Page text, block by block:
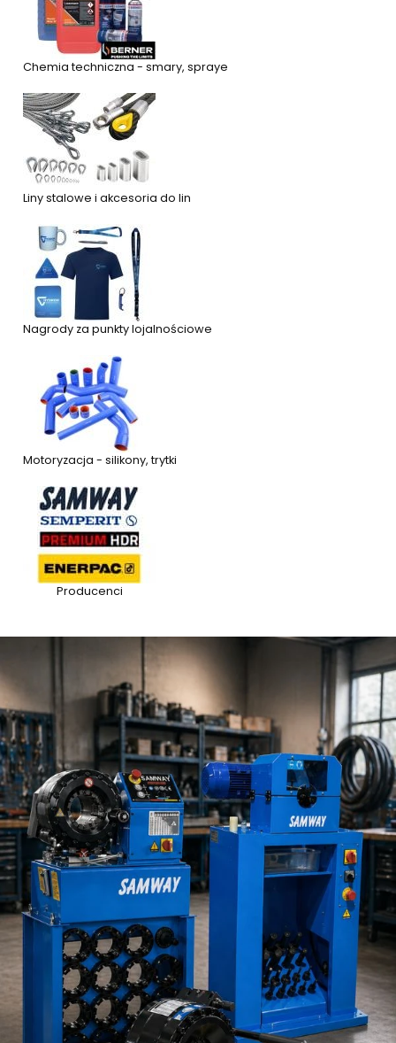
Chemia techniczna - smary, spraye
Liny stalowe i akcesoria do lin
Nagrody za punkty lojalnościowe
Motoryzacja - silikony, trytki
Producenci